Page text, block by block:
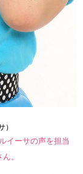
）
イーサの声を担当
。